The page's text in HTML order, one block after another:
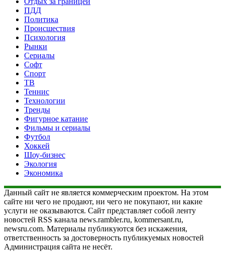
ПДД
Политика
Происшествия
Психология
Рынки
Сериалы
Софт
Спорт
ТВ
Теннис
Технологии
Тренды
Фигурное катание
Фильмы и сериалы
Футбол
Хоккей
Шоу-бизнес
Экология
Экономика
Данный сайт не является коммерческим проектом. На этом
сайте ни чего не продают, ни чего не покупают, ни какие
услуги не оказываются. Сайт представляет собой ленту
новостей RSS канала news.rambler.ru, kommersant.ru,
newsru.com. Материалы публикуются без искажения,
ответственность за достоверность публикуемых новостей
Администрация сайта не несёт.